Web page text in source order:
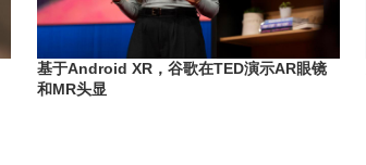
基于Android XR，谷歌在TED演示AR眼镜
和MR头显